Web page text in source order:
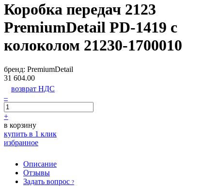
Коробка передач 2123
PremiumDetail PD-1419 с
колоколом 21230-1700010
бренд: PremiumDetail
31 604.00
возврат НДС
–
+
в корзину
купить в 1 клик
избранное
Описание
Отзывы
Задать вопрос ?